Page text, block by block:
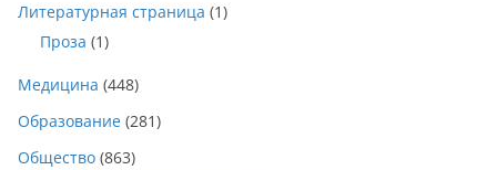
Литературная страница (1)
Проза (1)
Медицина (448)
Образование (281)
Общество (863)